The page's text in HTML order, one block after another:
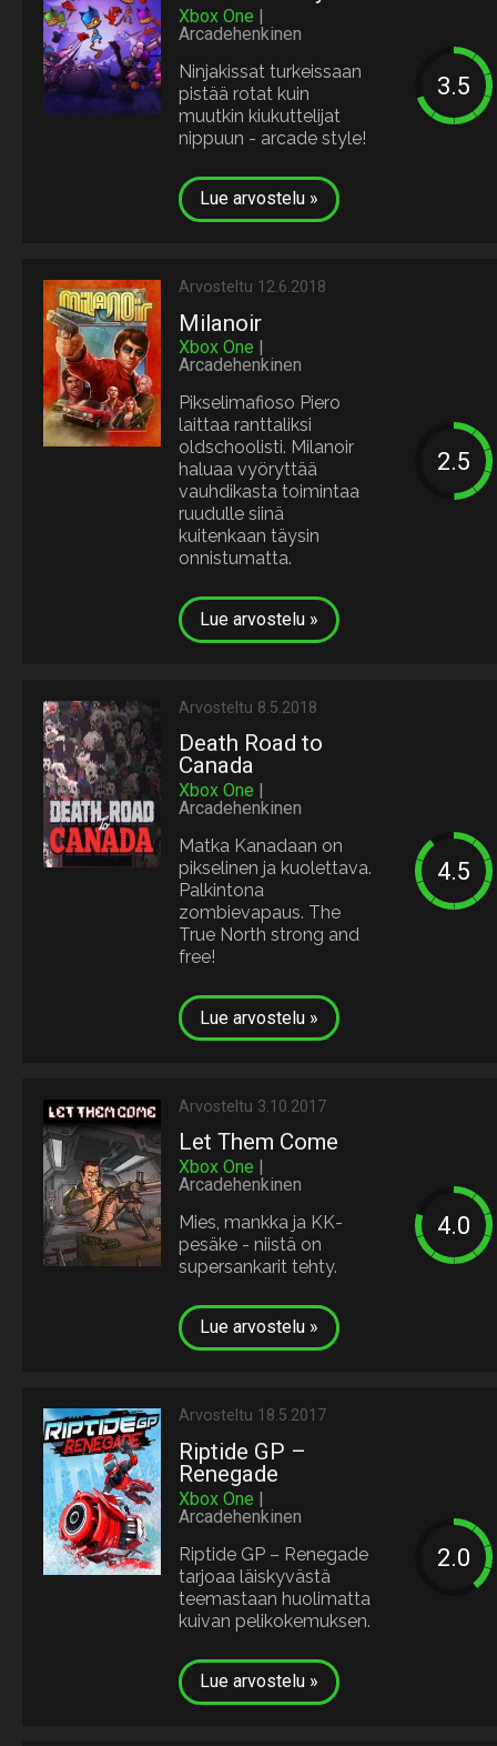
Xbox One |
Arcadehenkinen
Ninjakissat turkeissaan
pistää rotat kuin
muutkin kiukuttelijat
nippuun - arcade style!
Lue arvostelu »
Arvosteltu 12.6.2018
Milanoir
Xbox One
Arcadehenkinen
Pikselimafioso Piero
laittaa ranttaliksi
oldschoolisti. Milanoir
haluaa vyöryttää
vauhdikasta toimintaa
ruudulle siinä
kuitenkaan täysin
onnistumatta.
Lue arvostelu »
Arvosteltu 8.5.2018
Death Road to
Canada
Xbox One |
Arcadehenkinen
Matka Kanadaan on
pikselinen ja kuolettava.
Palkintona
zombievapaus. The
True North strong and
free!
Lue arvostelu »
Arvosteltu 3.10.2017
Let Them Come
Xbox One |
Arcadehenkinen
Mies, mankka ja KK-
pesäke - niistä on
supersankarit tehty.
Lue arvostelu »
Arvosteltu 18.5.2017
Riptide GP –
Renegade
Xbox One |
Arcadehenkinen
Riptide GP – Renegade
tarjoaa läiskyvästä
teemastaan huolimatta
kuivan pelikokemuksen.
Lue arvostelu »